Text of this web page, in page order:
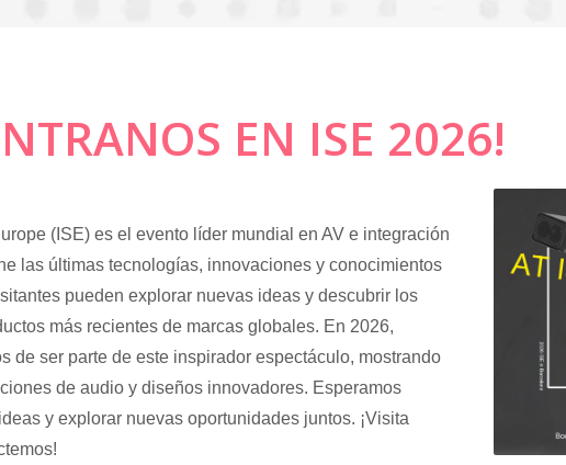
EN ISE 2026!
(ISE) es el evento líder mundial en AV e integración
las últimas tecnologías, innovaciones y conocimientos
pueden explorar nuevas ideas y descubrir los
más recientes de marcas globales. En 2026,
de ser parte de este inspirador espectáculo, mostrando
de audio y diseños innovadores. Esperamos
y explorar nuevas oportunidades juntos. ¡Visita